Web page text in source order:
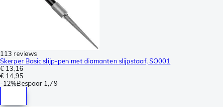
113 reviews
Skerper Basic slijp-pen met diamanten slijpstaaf, SO001
€ 13,16
€ 14,95
-12%Bespaar 1,79